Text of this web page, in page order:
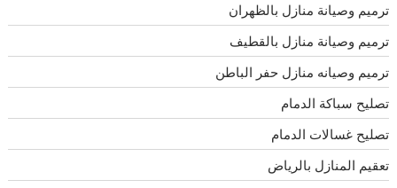
ترميم وصيانة منازل بالظهران
ترميم وصيانة منازل بالقطيف
ترميم وصيانه منازل حفر الباطن
تصليح سباكة الدمام
تصليح غسالات الدمام
تعقيم المنازل بالرياض